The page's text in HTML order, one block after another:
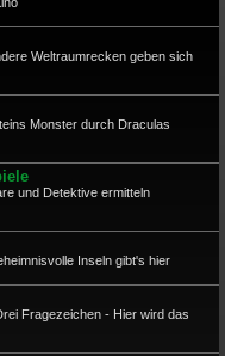
Weltraumrecken geben sich
Monster durch Draculas
und Detektive ermitteln
Inseln gibt's hier
Fragezeichen - Hier wird das